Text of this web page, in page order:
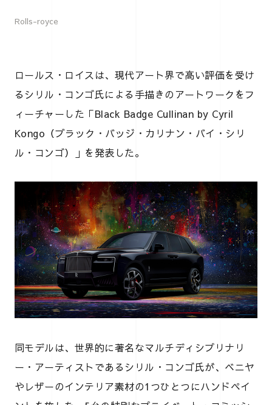
Rolls-royce
ロールス・ロイスは、現代アート界で高い評価を受け
るシリル・コンゴ氏による手描きのアートワークをフ
ィーチャーした「Black Badge Cullinan by Cyril
Kongo（ブラック・バッジ・カリナン・バイ・シリ
ル・コンゴ）」を発表した。
同モデルは、世界的に著名なマルチディシプリナリ
ー・アーティストであるシリル・コンゴ氏が、ベニヤ
やレザーのインテリア素材の1つひとつにハンドペイ